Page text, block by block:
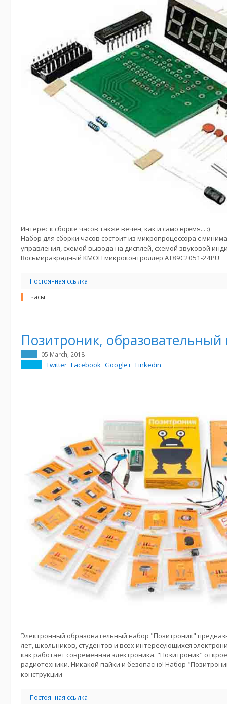
Интерес к сборке часов также вечен, как и само время... :)
Набор для сборки часов состоит из микропроцессора с
управления, схемой вывода на дисплей, схемой звуковой
Восьмиразрядный КМОП микроконтроллер AT89C2051-24PU
Постоянная ссылка
часы
Позитроник, образовательный
05 March, 2018
Twitter Facebook Google+ Linkedin
Электронный образовательный набор "Позитроник"
лет, школьников, студентов и всех интересующихся
как работает современная электроника. "Позитроник"
радиотехники. Никакой пайки и безопасно! Набор
конструкции
Постоянная ссылка